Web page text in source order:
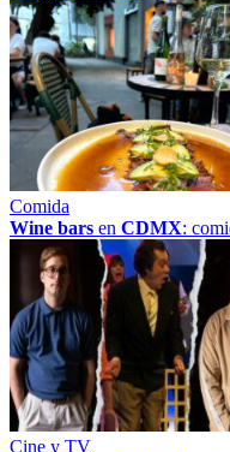
Comida
Wine bars en CDMX:
Cine y TV